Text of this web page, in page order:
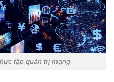
tập quản trị mạng